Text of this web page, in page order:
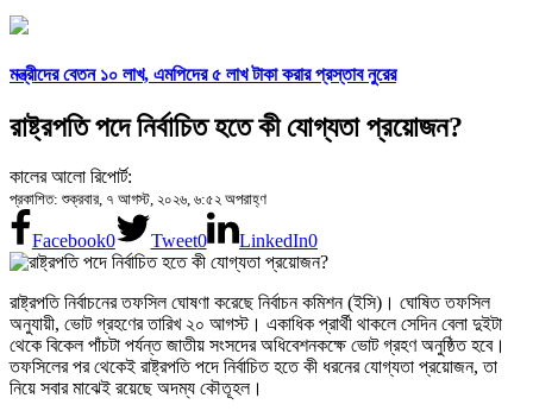
মন্ত্রীদের বেতন ১০ লাখ, এমপিদের ৫ লাখ টাকা করার প্রস্তাব নুরের
রাষ্ট্রপতি পদে নির্বাচিত হতে কী যোগ্যতা প্রয়োজন?
কালের আলো রিপোর্ট:
প্রকাশিত: শুক্রবার, ৭ আগস্ট, ২০২৬, ৬:৫২ অপরাহ্ণ
Facebook0 Tweet0 LinkedIn0
রাষ্ট্রপতি নির্বাচনের তফসিল ঘোষণা করেছে নির্বাচন কমিশন (ইসি)। ঘোষিত তফসিল
অনুযায়ী, ভোট গ্রহণের তারিখ ২০ আগস্ট। একাধিক প্রার্থী থাকলে সেদিন বেলা দুইটা
থেকে বিকেল পাঁচটা পর্যন্ত জাতীয় সংসদের অধিবেশনকক্ষে ভোট গ্রহণ অনুষ্ঠিত হবে।
তফসিলের পর থেকেই রাষ্ট্রপতি পদে নির্বাচিত হতে কী ধরনের যোগ্যতা প্রয়োজন, তা
নিয়ে সবার মাঝেই রয়েছে অদম্য কৌতূহল।